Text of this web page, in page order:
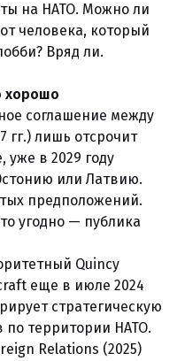
на НАТО. Можно ли
человека, который
Вряд ли.
хорошо
соглашение между
гг.) лишь отсрочит
уже в 2029 году
или Латвию.
предположений.
угодно — публика
Quincy
еще в июле 2024
стратегическую
по территории НАТО.
Relations (2025)